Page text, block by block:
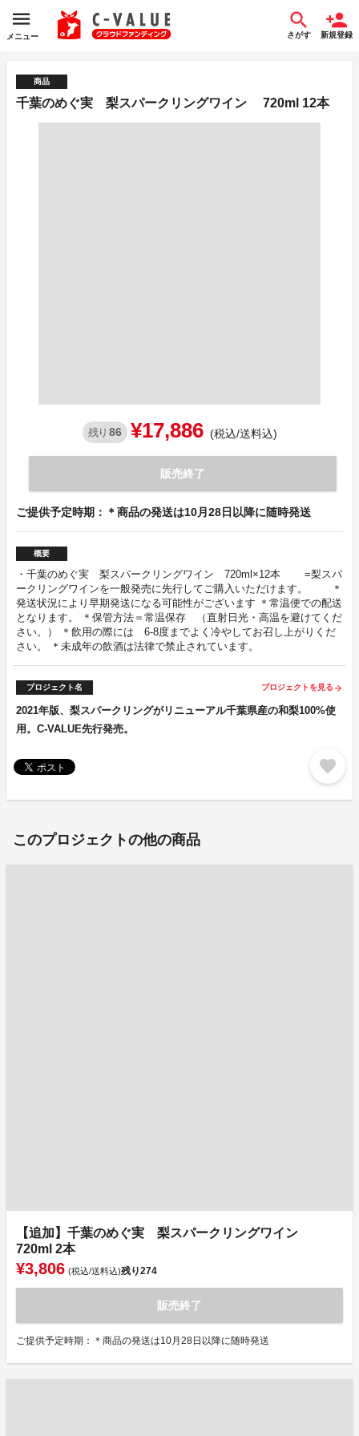
メニュー さがす 新規登録
商品
千葉のめぐ実 梨スパークリングワイン 720ml 12本
残り 86 ¥17,886 (税込/送料込)
販売終了
ご提供予定時期：＊商品の発送は10月28日以降に随時発送
概要
・千葉のめぐ実 梨スパークリングワイン 720ml×12本 =梨スパ
ークリングワインを一般発売に先行してご購入いただけます。 ＊
発送状況により早期発送になる可能性がございます ＊常温便での配送
となります。 ＊保管方法＝常温保存 （直射日光・高温を避けてくだ
さい。） ＊飲用の際には 6-8度までよく冷やしてお召し上がりくだ
さい。 ＊未成年の飲酒は法律で禁止されています。
プロジェクト名 プロジェクトを見る arrow_forward
2021年版、梨スパークリングがリニューアル千葉県産の和梨100%使
用。C-VALUE先行発売。
favorite
このプロジェクトの他の商品
【追加】千葉のめぐ実 梨スパークリングワイン
720ml 2本
¥3,806 (税込/送料込)残り274
販売終了
ご提供予定時期：＊商品の発送は10月28日以降に随時発送